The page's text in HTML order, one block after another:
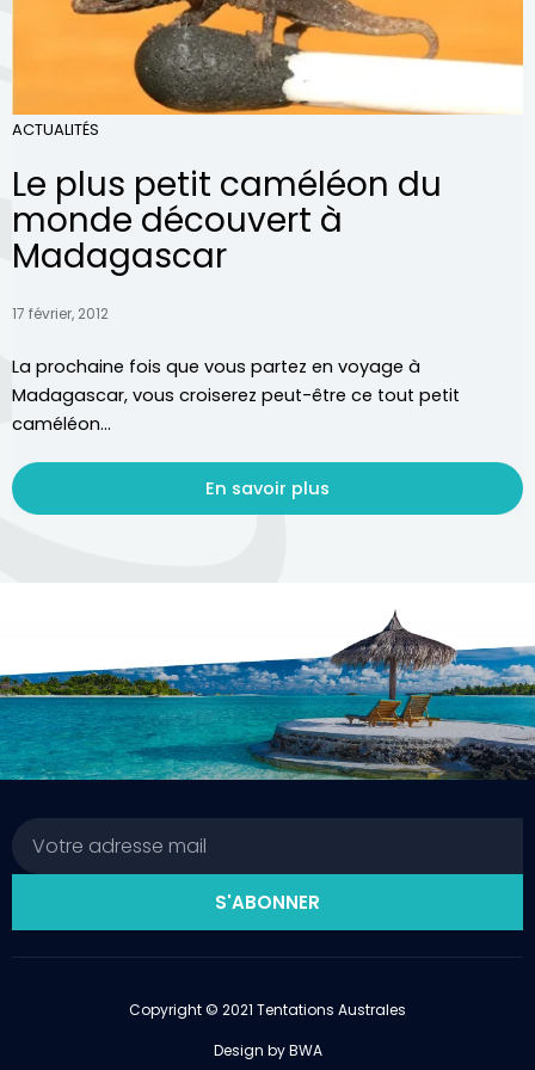
ACTUALITÉS
Le plus petit caméléon du
monde découvert à
Madagascar
17 février, 2012
La prochaine fois que vous partez en voyage à
Madagascar, vous croiserez peut-être ce tout petit
caméléon...
En savoir plus
S'ABONNER
Copyright © 2021 Tentations Australes
Design by BWA